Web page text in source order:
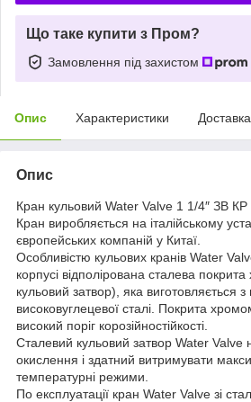
Що таке купити з Пром?
Замовлення під захистом
Опис Характеристики Доставка
Опис
Кран кульовий Water Valve 1 1/4″ ЗВ КР
Кран виробляється на італійському
європейських компаній у Китаї.
Особливістю кульових кранів Water
корпусі відполірована сталева
кульовий затвор), яка виготовляється з
високовуглецевої сталі. Покрита
високий поріг корозійностійкості.
Сталевий кульовий затвор Water Valve
окислення і здатний витримувати
температурні режими.
По експлуатації кран Water Valve зі